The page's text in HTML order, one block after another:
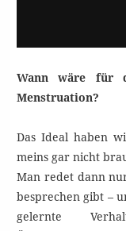
Wann wäre für
Menstruation?
Das Ideal haben
meins gar nicht
Man redet dann
besprechen gibt –
gelernte